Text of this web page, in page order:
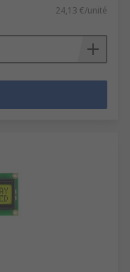
24,13 €/unité